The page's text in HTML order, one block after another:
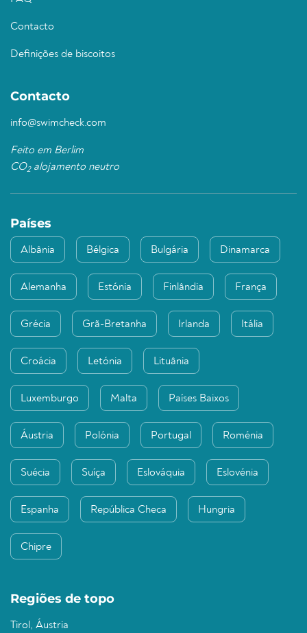
Contacto
Definições de biscoitos
Contacto
info@swimcheck.com
Feito em Berlim
CO2alojamento neutro
Países
Albânia Bélgica Bulgária Dinamarca
Alemanha Estónia Finlândia França
Grécia Grã-Bretanha Irlanda Itália
Croácia Letónia Lituânia
Luxemburgo Malta Países Baixos
Áustria Polónia Portugal Roménia
Suécia Suíça Eslováquia Eslovénia
Espanha República Checa Hungria
Chipre
Regiões de topo
Tirol, Áustria